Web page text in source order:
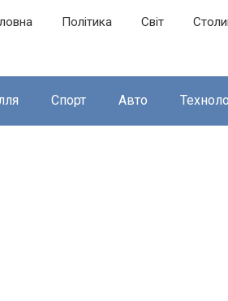
Політика Світ
Спорт Авто